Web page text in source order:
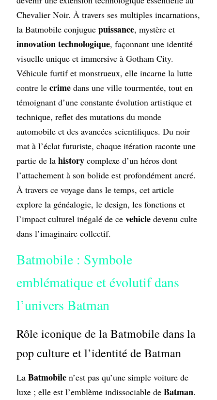
Chevalier Noir. À travers ses multiples incarnations,
la Batmobile conjugue puissance
innovation technologique, façonnant une identité
visuelle unique et immersive à Gotham City.
Véhicule furtif et monstrueux, elle incarne la lutte
contre le crime dans une ville tourmentée, tout en
témoignant d’une constante évolution artistique et
technique, reflet des mutations du monde
automobile et des avancées scientifiques. Du noir
mat à l’éclat futuriste, chaque itération raconte une
partie de la history complexe d’un héros dont
l’attachement à son bolide est profondément ancré.
À travers ce voyage dans le temps, cet article
explore la généalogie, le design, les fonctions et
l’impact culturel inégalé de ce vehicle devenu culte
dans l’imaginaire collectif.
Batmobile : Symbole
emblématique et évolutif dans
l’univers Batman
Rôle iconique de la Batmobile dans la
pop culture et l’identité de Batman
La Batmobile n’est pas qu’une simple voiture de
luxe ; elle est l’emblème indissociable de Batman.